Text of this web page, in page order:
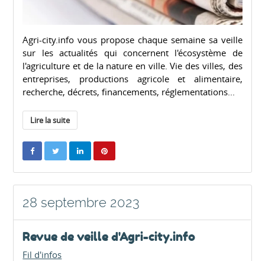
Agri-city.info vous propose chaque semaine sa veille
sur les actualités qui concernent l'écosystème de
l'agriculture et de la nature en ville. Vie des villes, des
entreprises, productions agricole et alimentaire,
recherche, décrets, financements, réglementations...
Lire la suite
28 septembre 2023
Revue de veille d'Agri-city.info
Fil d'infos